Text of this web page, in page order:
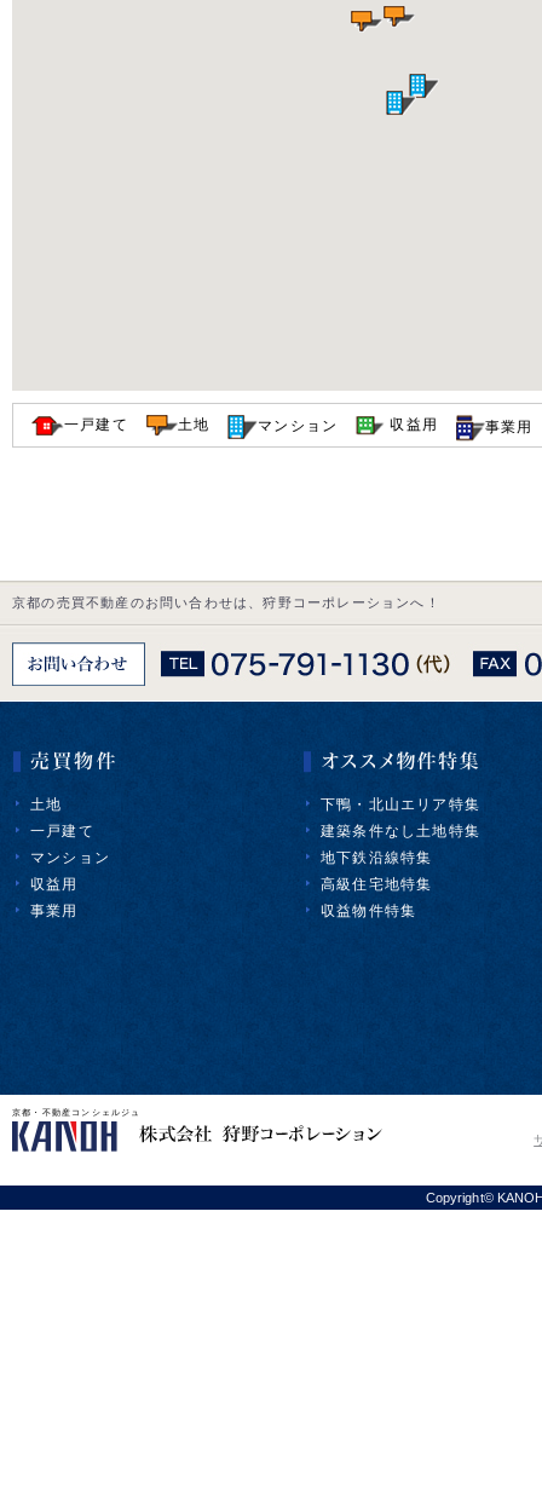
一戸建て 土地 マンション 収益用 事業用
京都の売買不動産のお問い合わせは、狩野コーポレーションへ！
土地
一戸建て
マンション
収益用
事業用
下鴨・北山エリア特集
建築条件なし土地特集
地下鉄沿線特集
高級住宅地特集
収益物件特集
京都・不動産コンシェルジュ
Copyright©